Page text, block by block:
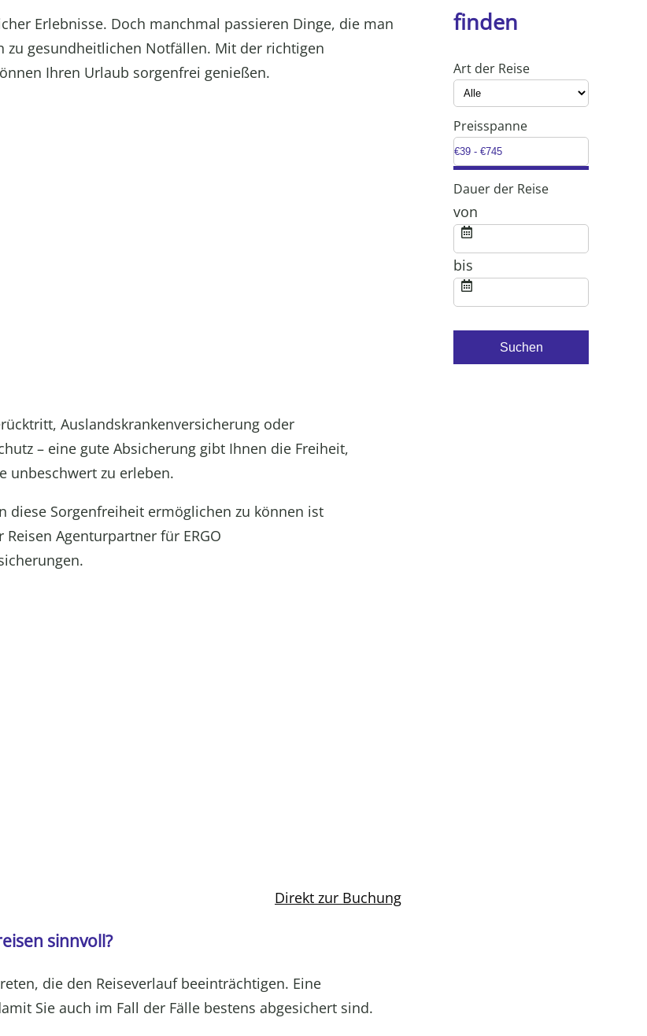
Erlebnisse. Doch manchmal passieren Dinge, die man
zu gesundheitlichen Notfällen. Mit der richtigen
Ihren Urlaub sorgenfrei genießen.
Auslandskrankenversicherung oder
– eine gute Absicherung gibt Ihnen die Freiheit,
unbeschwert zu erleben.
diese Sorgenfreiheit ermöglichen zu können ist
Reisen Agenturpartner für ERGO
Direkt zur Buchung
sinnvoll?
die den Reiseverlauf beeinträchtigen. Eine
Sie auch im Fall der Fälle bestens abgesichert sind.
finden
Art der Reise
Preisspanne
Dauer der Reise
von
bis